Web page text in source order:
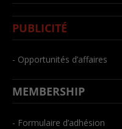
PUBLICITÉ
- Opportunités d’affaires
MEMBERSHIP
- Formulaire d’adhésion